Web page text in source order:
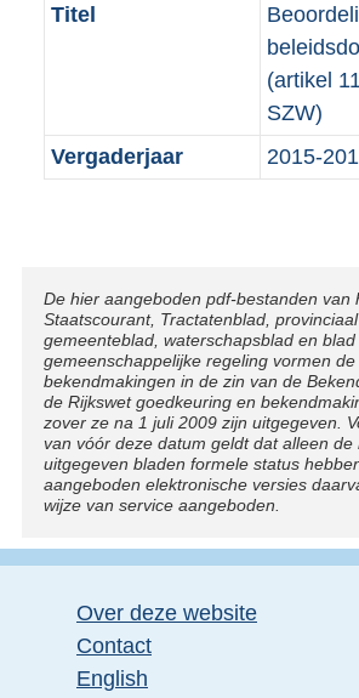
Titel
(artikel
SZW)
Vergaderjaar
2015-
Disclaimer
De hier aangeboden pdf-bestanden van
Staatscourant, Tractatenblad, provinciaal
gemeenteblad, waterschapsblad en blad
gemeenschappelijke regeling vormen
bekendmakingen in de zin van de
de Rijkswet goedkeuring en
zover ze na 1 juli 2009 zijn uitgegeven.
van vóór deze datum geldt dat alleen de
uitgegeven bladen formele status
aangeboden elektronische versies
wijze van service aangeboden.
Over deze website
Contact
English